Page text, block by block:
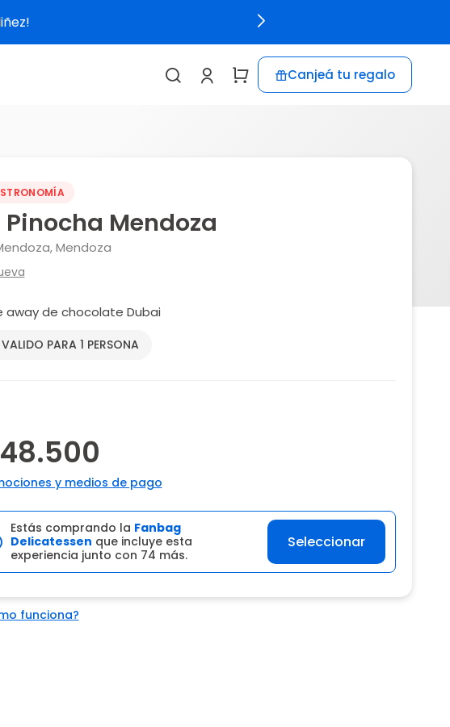
Canjeá tu regalo
Pinocha Mendoza
Mendoza
away de chocolate Dubai
VALIDO PARA 1 PERSONA
y medios de pago
Estás comprando la Fanbag
Delicatessen que incluye esta
experiencia junto con 74 más.
Seleccionar
funciona?